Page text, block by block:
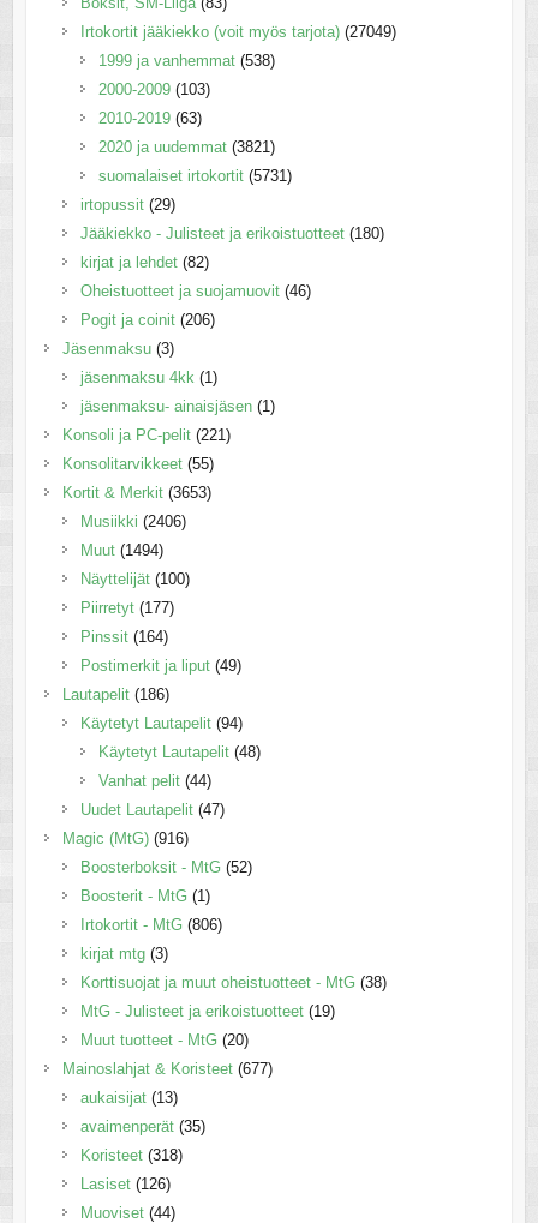
Irtokortit jääkiekko (voit myös tarjota) (27049)
1999 ja vanhemmat (538)
2000-2009 (103)
2010-2019 (63)
2020 ja uudemmat (3821)
suomalaiset irtokortit (5731)
irtopussit (29)
Jääkiekko - Julisteet ja erikoistuotteet (180)
kirjat ja lehdet (82)
Oheistuotteet ja suojamuovit (46)
Pogit ja coinit (206)
Jäsenmaksu (3)
jäsenmaksu 4kk (1)
jäsenmaksu- ainaisjäsen (1)
Konsoli ja PC-pelit (221)
Konsolitarvikkeet (55)
Kortit & Merkit (3653)
Musiikki (2406)
Muut (1494)
Näyttelijät (100)
Piirretyt (177)
Pinssit (164)
Postimerkit ja liput (49)
Lautapelit (186)
Käytetyt Lautapelit (94)
Käytetyt Lautapelit (48)
Vanhat pelit (44)
Uudet Lautapelit (47)
Magic (MtG) (916)
Boosterboksit - MtG (52)
Boosterit - MtG (1)
Irtokortit - MtG (806)
kirjat mtg (3)
Korttisuojat ja muut oheistuotteet - MtG (38)
MtG - Julisteet ja erikoistuotteet (19)
Muut tuotteet - MtG (20)
Mainoslahjat & Koristeet (677)
aukaisijat (13)
avaimenperät (35)
Koristeet (318)
Lasiset (126)
Muoviset (44)